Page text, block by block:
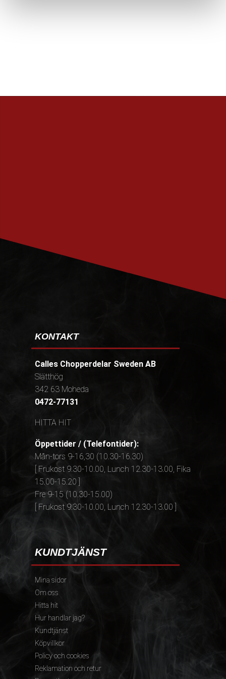
KONTAKT
Calles Chopperdelar Sweden AB
Slätthög
342 63 Moheda
0472-77131
HITTA HIT
Öppettider / (Telefontider):
Mån-tors 9-16,30 (10.30-16.30)
[ Frukost 9.30-10.00, Lunch 12.30-13.00, Fika
15.00-15.20 ]
Fre 9-15 (10.30-15.00)
[ Frukost 9.30-10.00, Lunch 12.30-13.00 ]
KUNDTJÄNST
Mina sidor
Om oss
Hitta hit
Hur handlar jag?
Kundtjänst
Köpvillkor
Policy och cookies
Reklamation och retur